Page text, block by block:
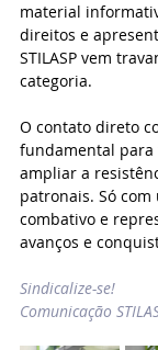
material
direitos e
STILASP vem
categoria.
O contato direto
fundamental
ampliar a
patronais. Só
combativo e
avanços e
Sindicalize-se!
Comunicação